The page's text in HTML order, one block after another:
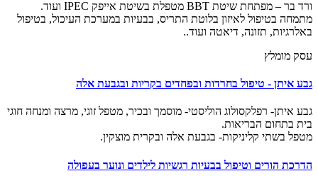
ורד בר – מפתחת שיטת BBT מטפלת בשיטת אייפק IPEC ועוד.
מתמחה בטיפול לאיזון בלוטת התריס, בבעיות במערכת העיכול, בטיפול
באלרגיות, תזונה, דיאטה ועוד..
עסק מומלץ
גבע איתן - טיפול בחרדות ובפחדים בקריות ובגבעת אלה
גבע איתן- רפלקסולוג הוליסטי- מוסמך ובכיר, מטפל זוגי, מרצה ומנחה חוגי
בית בתחום הבריאות.
מטפל בשתי קליניקות- בגבעת אלה ובקרית מוצקין.
הדרכת הורים וטיפול בבעיות רגשיות לילדים ונוער בעפולה